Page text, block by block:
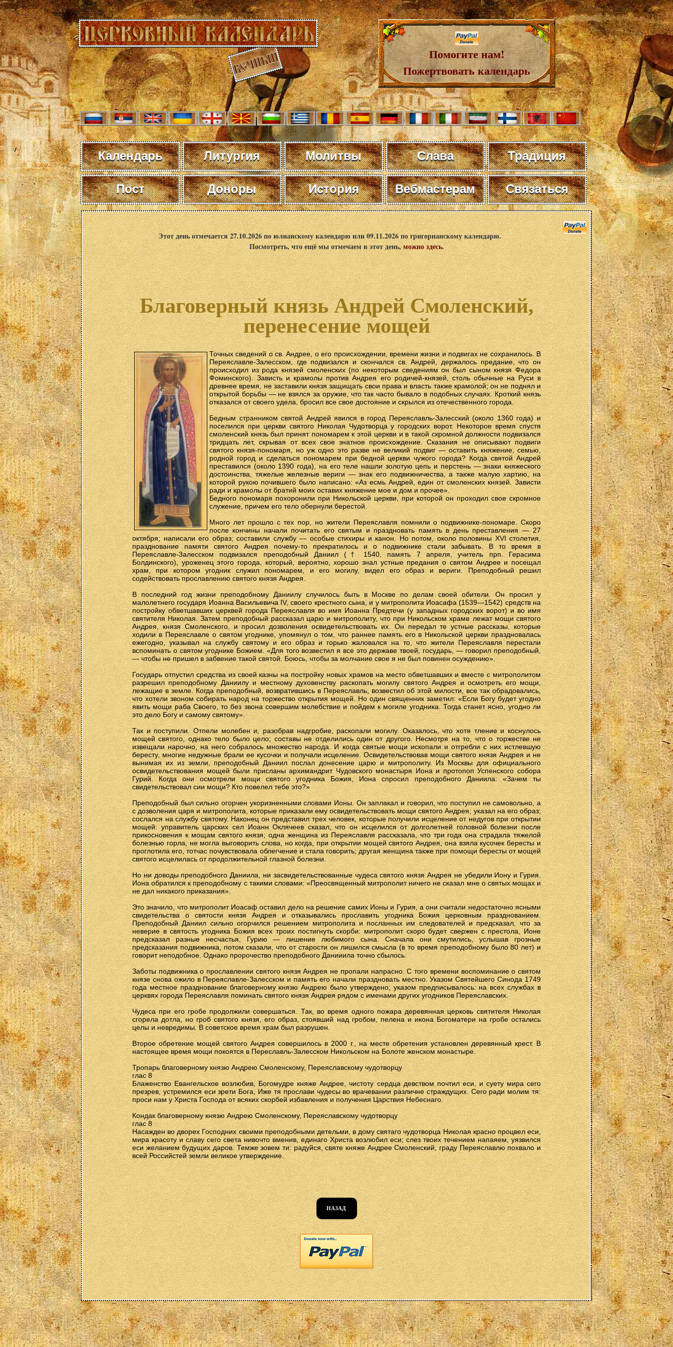
Помогите нам!
Пожертвовать календарь
Календарь Литургия Молитвы Слава Традиция
Пост Доноры История Вебмастерам Связаться
Этот день отмечается 27.10.2026 по юлианскому календарю или 09.11.2026 по григорианскому календарю.
Посмотреть, что ещё мы отмечаем в этот день,можно здесь.
Благоверный князь Андрей Смоленский,
перенесение мощей
Точных сведений о св. Андрее, о его происхождении, времени жизни и подвигах не сохранилось. В
Переяславле-Залесском, где подвизался и скончался св. Андрей, держалось предание, что он
происходил из рода князей смоленских (по некоторым сведениям он был сыном князя Федора
Фоминского). Зависть и крамолы против Андрея его родичей-князей, столь обычные на Руси в
древнее время, не заставили князя защищать свои права и власть также крамолой; он не поднял и
открытой борьбы — не взялся за оружие, что так часто бывало в подобных случаях. Кроткий князь
отказался от своего удела, бросил все свое достояние и скрылся из отечественного города.
Бедным странником святой Андрей явился в город Переяславль-Залесский (около 1360 года) и
поселился при церкви святого Николая Чудотворца у городских ворот. Некоторое время спустя
смоленский князь был принят пономарем к этой церкви и в такой скромной должности подвизался
тридцать лет, скрывая от всех свое знатное происхождение. Сказания не описывают подвиги
святого князя-пономаря, но уж одно это разве не великий подвиг — оставить княжение, семью,
родной город и сделаться пономарем при бедной церкви чужого города? Когда святой Андрей
преставился (около 1390 года), на его теле нашли золотую цепь и перстень — знаки княжеского
достоинства, тяжелые железные вериги — знак его подвижничества, а также малую хартию, на
которой рукою почившего было написано: «Аз есмь Андрей, един от смоленских князей. Зависти
ради и крамолы от братий моих оставих княжение мое и дом и прочее».
Бедного пономаря похоронили при Никольской церкви, при которой он проходил свое скромное
служение, причем его тело обернули берестой.
Много лет прошло с тех пор, но жители Переяславля помнили о подвижнике-пономаре. Скоро
после кончины начали почитать его святым и праздновать память в день преставления — 27
октября; написали его образ; составили службу — особые стихиры и канон. Но потом, около половины XVI столетия,
празднование памяти святого Андрея почему-то прекратилось и о подвижнике стали забывать. В то время в
Переяславле-3алесском подвизался преподобный Даниил († 1540, память 7 апреля, учитель прп. Герасима
Болдинского), уроженец этого города, который, вероятно, хорошо знал устные предания о святом Андрее и посещал
храм, при котором угодник служил пономарем, и его могилу, видел его образ и вериги. Преподобный решил
содействовать прославлению святого князя Андрея.
В последний год жизни преподобному Даниилу случилось быть в Москве по делам своей обители. Он просил у
малолетнего государя Иоанна Васильевича IV, своего крестного сына, и у митрополита Иоасафа (1539—1542) средств на
постройку обветшавших церквей города Переяславля во имя Иоанна Предтечи (у западных городских ворот) и во имя
святителя Николая. Затем преподобный рассказал царю и митрополиту, что при Никольском храме лежат мощи святого
Андрея, князя Смоленского, и просил дозволения освидетельствовать их. Он передал те устные рассказы, которые
ходили в Переяславле о святом угоднике, упомянул о том, что раннее память его в Никольской церкви праздновалась
ежегодно, указывал на службу святому и его образ и горько жаловался на то, что жители Переяславля перестали
вспоминать о святом угоднике Божием. «Для того возвестил я все это державе твоей, государь, — говорил преподобный,
— чтобы не пришел в забвение такой святой. Боюсь, чтобы за молчание свое я не был повинен осуждению».
Государь отпустил средства из своей казны на постройку новых храмов на место обветшавших и вместе с митрополитом
разрешил преподобному Даниилу и местному духовенству раскопать могилу святого Андрея и осмотреть его мощи,
лежащие в земле. Когда преподобный, возвратившись в Переяславль, возвестил об этой милости, все так обрадовались,
что хотели звоном собирать народ на торжество открытия мощей. Но один священник заметил: «Если Богу будет угодно
явить мощи раба Своего, то без звона совершим молебствие и пойдем к могиле угодника. Тогда станет ясно, угодно ли
это дело Богу и самому святому».
Так и поступили. Отпели молебен и, разобрав надгробие, раскопали могилу. Оказалось, что хотя тление и коснулось
мощей святого, однако тело было цело; составы не отделились один от другого. Несмотря на то, что о торжестве не
извещали нарочно, на него собралось множество народа. И когда святые мощи ископали и отгребли с них истлевшую
бересту, многие недужные брали ее кусочки и получали исцеление. Освидетельствовав мощи святого князя Андрея и не
вынимая их из земли, преподобный Даниил послал донесение царю и митрополиту. Из Москвы для официального
освидетельствования мощей были присланы архимандрит Чудовского монастыря Иона и протопоп Успенского собора
Гурий. Когда они осмотрели мощи святого угодника Божия, Иона спросил преподобного Даниила: «Зачем ты
свидетельствовал сии мощи? Кто повелел тебе это?»
Преподобный был сильно огорчен укоризненными словами Ионы. Он заплакал и говорил, что поступил не самовольно, а
с дозволения царя и митрополита, которые приказали ему освидетельствовать мощи святого Андрея; указал на его образ;
сослался на службу святому. Наконец он представил трех человек, которые получили исцеление от недугов при открытии
мощей: управитель царских сел Иоанн Оклячеев сказал, что он исцелился от долголетней головной болезни после
прикосновения к мощам святого князя; одна женщина из Переяславля рассказала, что три года она страдала тяжелой
болезнью горла, не могла выговорить слова, но когда, при открытии мощей святого Андрея, она взяла кусочек бересты и
проглотила его, тотчас почувствовала облегчение и стала говорить; другая женщина также при помощи бересты от мощей
святого исцелилась от продолжительной глазной болезни.
Но ни доводы преподобного Даниила, ни засвидетельствованные чудеса святого князя Андрея не убедили Иону и Гурия.
Иона обратился к преподобному с такими словами: «Преосвященный митрополит ничего не сказал мне о святых мощах и
не дал никакого приказания».
Это значило, что митрополит Иоасаф оставил дело на решение самих Ионы и Гурия, а они считали недостаточно ясными
свидетельства о святости князя Андрея и отказывались прославить угодника Божия церковным празднованием.
Преподобный Даниил сильно огорчился решением митрополита и посланных им следователей и предсказал, что за
неверие в святость угодника Божия всех троих постигнуть скорби: митрополит скоро будет свержен с престола, Ионе
предсказал разные несчастья, Гурию — лишение любимого сына. Сначала они смутились, услышав грозные
предсказания подвижника, потом сказали, что от старости он лишился смысла (в то время преподобному было 80 лет) и
говорит неподобное. Однако пророчество преподобного Данииила точно сбылось.
Заботы подвижника о прославлении святого князя Андрея не пропали напрасно. С того времени воспоминание о святом
князе снова ожило в Переяславле-Залесском и память его начали праздновать местно. Указом Святейшего Синода 1749
года местное празднование благоверному князю Андрею было утверждено; указом предписывалось: на всех службах в
церквях города Переяславля поминать святого князя Андрея рядом с именами других угодников Переяславских.
Чудеса при его гробе продолжили совершаться. Так, во время одного пожара деревянная церковь святителя Николая
сгорела дотла, но гроб святого князя, его образ, стоявший над гробом, пелена и икона Богоматери на гробе остались
целы и невредимы. В советское время храм был разрушен.
Второе обретение мощей святого Андрея совершилось в 2000 г., на месте обретения установлен деревянный крест. В
настоящее время мощи покоятся в Переславль-Залесском Никольском на Болоте женском монастыре.
Тропарь благоверному князю Андрею Смоленскому, Переяславскому чудотворцу
глас 8
Блаженство Евангельское возлюбив, Богомудре княже Андрее, чистоту сердца девством почтил еси, и суету мира сего
презрев, устремился еси зрети Бога, Иже тя прослави чудесы во врачевании различне страждущих. Сего ради молим тя:
проси нам у Христа Господа от всяких скорбей избавления и получения Царствия Небеснаго.
Кондак благоверному князю Андрею Смоленскому, Переяславскому чудотворцу
глас 8
Насажден во дворех Господних своими преподобными детельми, в дому святаго чудотворца Николая красно процвел еси,
мира красоту и славу сего света нивочто вменив, единаго Христа возлюбил еси; слез твоих течением напаяем, уязвился
еси желанием будущих даров. Темже зовем ти: радуйся, святе княже Андрее Смоленский, граду Переяславлю похвало и
всей Российстей земли великое утверждение.
НАЗАД